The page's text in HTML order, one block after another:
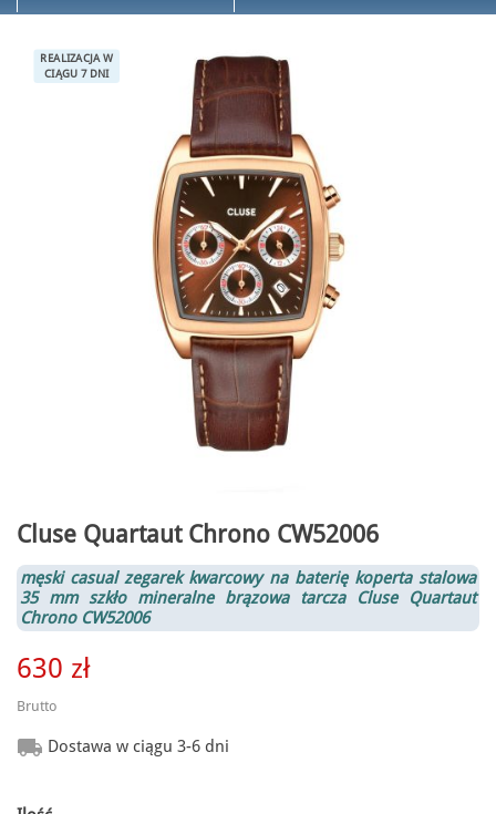
REALIZACJA W
CIĄGU 7 DNI
Cluse Quartaut Chrono CW52006
męski casual zegarek kwarcowy na baterię koperta stalowa
35 mm szkło mineralne brązowa tarcza
Cluse Quartaut
Chrono CW52006
630 zł
Brutto
 Dostawa w ciągu 3-6 dni